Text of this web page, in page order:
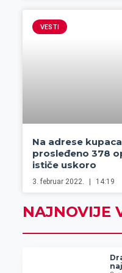
VESTI
Na adrese
prosleđeno 378
ističe uskoro
3. februar 2022. 14:19
NAJNOVIJE